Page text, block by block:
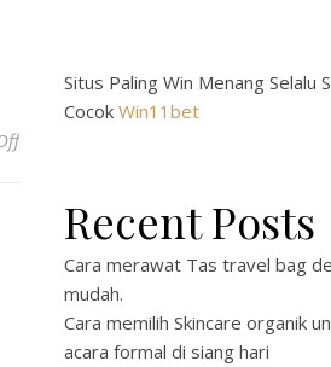
on Menerjemahkan Dari Bahasa
Situs Paling Win Menang Selalu
Cocok Win11bet
Recent Posts
Cara merawat Tas travel bag
mudah.
Cara memilih Skincare organik
acara formal di siang hari